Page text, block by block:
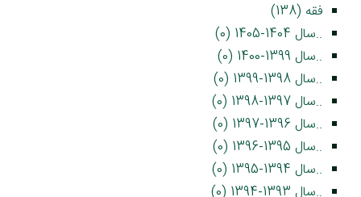
فقه (138)
..سال 1404-1405 (0)
..سال 1399-1400 (0)
..سال 1398-1399 (0)
..سال 1397-1398 (0)
..سال 1396-1397 (0)
..سال 1395-1396 (0)
..سال 1394-1395 (0)
..سال 1393-1394 (0)